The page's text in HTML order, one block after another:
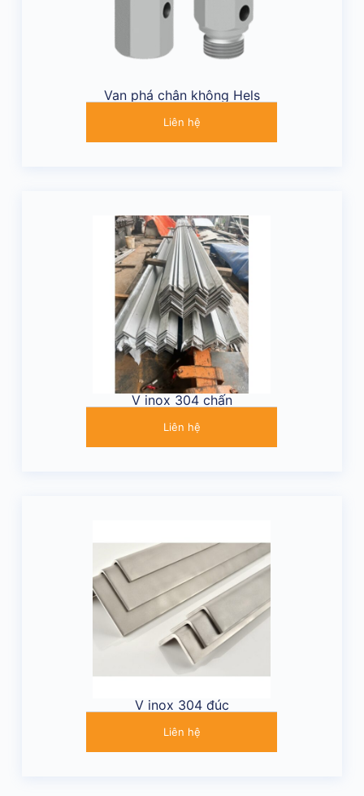
Van phá chân không Hels
Liên hệ
V inox 304 chấn
Liên hệ
V inox 304 đúc
Liên hệ